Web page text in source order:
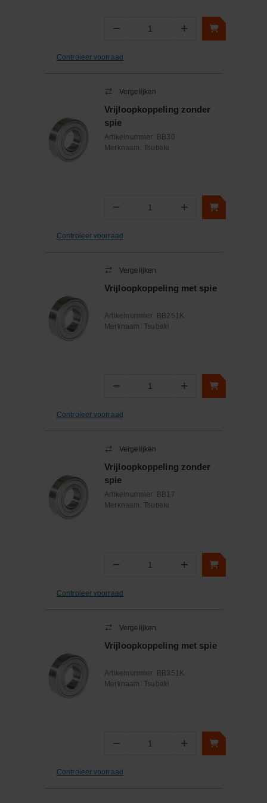
− Aantal +
Controleer voorraad
Vergelijken
Vrijloopkoppeling zonder
spie
Artikelnummer: BB30
Merknaam: Tsubaki
− Aantal +
Controleer voorraad
Vergelijken
Vrijloopkoppeling met spie
Artikelnummer: BB251K
Merknaam: Tsubaki
− Aantal +
Controleer voorraad
Vergelijken
Vrijloopkoppeling zonder
spie
Artikelnummer: BB17
Merknaam: Tsubaki
− Aantal +
Controleer voorraad
Vergelijken
Vrijloopkoppeling met spie
Artikelnummer: BB351K
Merknaam: Tsubaki
− Aantal +
Controleer voorraad